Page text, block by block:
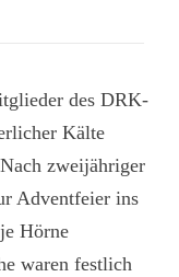
des DRK-
Kälte
zweijähriger
Adventfeier ins
Hörne
waren festlich